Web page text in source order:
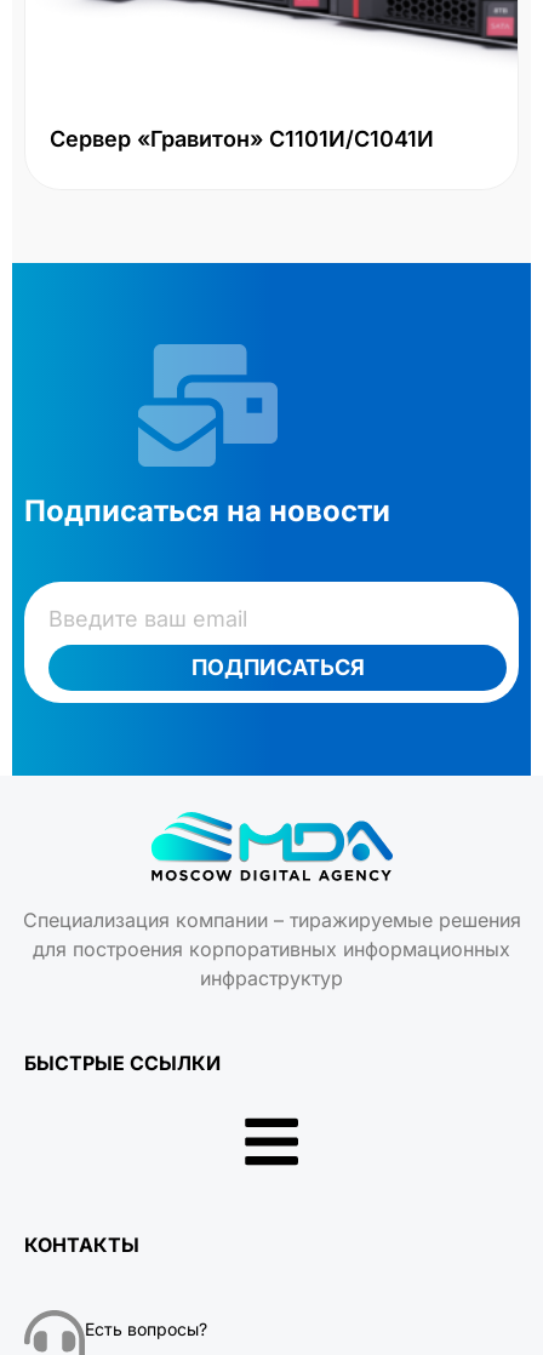
Сервер «Гравитон» С1101И/С1041И
Подписаться на новости
ПОДПИСАТЬСЯ
Специализация компании – тиражируемые решения
для построения корпоративных информационных
инфраструктур
БЫСТРЫЕ ССЫЛКИ
КОНТАКТЫ
Есть вопросы?